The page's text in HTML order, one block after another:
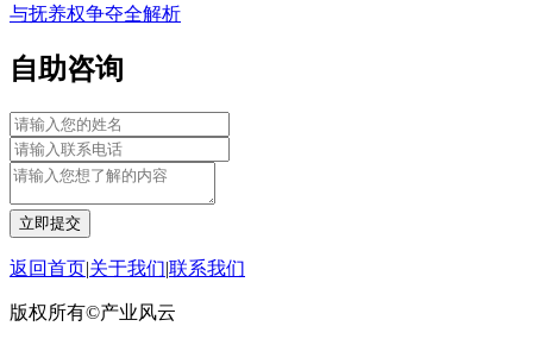
与抚养权争夺全解析
自助咨询
立即提交
返回首页|关于我们|联系我们
版权所有©产业风云